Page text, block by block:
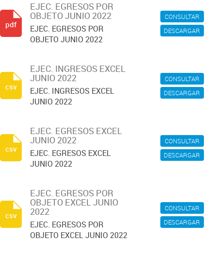
CONSULTAR
DESCARGAR
EJEC. EGRESOS POR
OBJETO JUNIO 2022
EJEC. EGRESOS POR
OBJETO JUNIO 2022
pdf
CONSULTAR
DESCARGAR
EJEC. INGRESOS EXCEL
JUNIO 2022
EJEC. INGRESOS EXCEL
JUNIO 2022
csv
CONSULTAR
DESCARGAR
EJEC. EGRESOS EXCEL
JUNIO 2022
EJEC. EGRESOS EXCEL
JUNIO 2022
csv
CONSULTAR
DESCARGAR
EJEC. EGRESOS POR
OBJETO EXCEL JUNIO
2022
EJEC. EGRESOS POR
OBJETO EXCEL JUNIO 2022
csv